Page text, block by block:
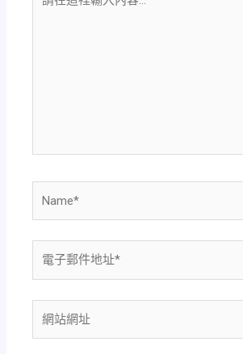
在
子
地
站